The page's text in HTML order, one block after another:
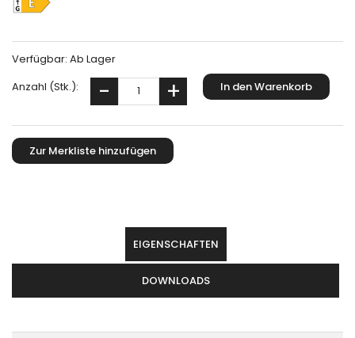
Verfügbar: Ab Lager
Anzahl (Stk.):
EIGENSCHAFTEN
DOWNLOADS